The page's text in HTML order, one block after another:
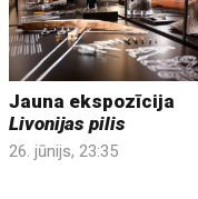
Jauna ekspozīcija
Livonijas pilis
26. jūnijs, 23:35